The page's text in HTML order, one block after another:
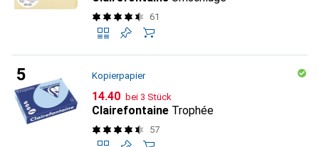
61
Kopierpapier
CHF
14.40 bei 3 Stück
Clairefontaine Trophée
57